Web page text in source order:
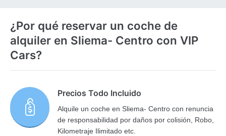
¿Por qué reservar un coche de
alquiler en Sliema- Centro con VIP
Cars?
Precios Todo Incluido
Alquile un coche en Sliema- Centro con renuncia
de responsabilidad por daños por colisión, Robo,
Kilometraje Ilimitado etc.